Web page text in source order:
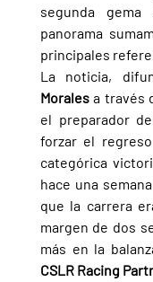
segunda
panorama
principales
La noticia,
Morales a través
el preparador
forzar el
categórica
hace una
que la carrera
margen de dos
CSLR Racing